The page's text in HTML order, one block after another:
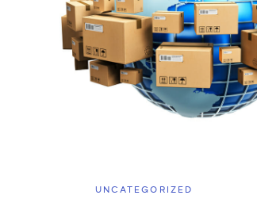
UNCATEGORIZED